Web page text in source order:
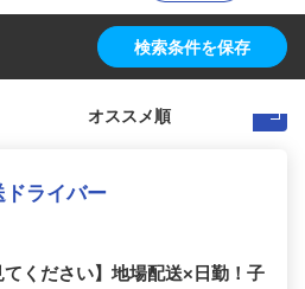
検索条件を保存
ライバー
てください】地場配送×日勤！子